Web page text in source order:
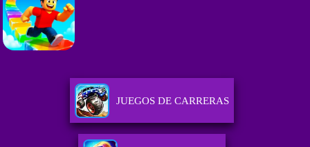
JUEGOS DE CARRERAS